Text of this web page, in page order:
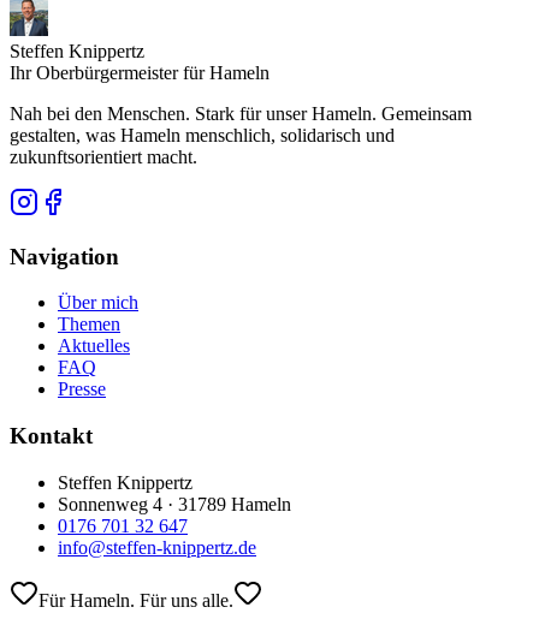
Steffen Knippertz
Ihr Oberbürgermeister für Hameln
Nah bei den Menschen. Stark für unser Hameln. Gemeinsam
gestalten, was Hameln menschlich, solidarisch und
zukunftsorientiert macht.
Navigation
Über mich
Themen
Aktuelles
FAQ
Presse
Kontakt
Steffen Knippertz
Sonnenweg 4 · 31789 Hameln
0176 701 32 647
info@steffen-knippertz.de
Für Hameln. Für uns alle.